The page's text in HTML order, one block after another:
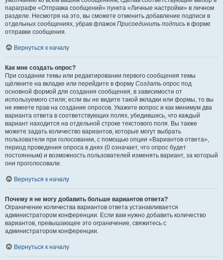
параграфе «Отправка сообщений» пункта «Личные настройки» в личном
разделе. Несмотря на это, вы сможете отменить добавление подписи в
отдельных сообщениях, убрав флажок Присоединить подпись в форме
отправки сообщения.
Вернуться к началу
Как мне создать опрос?
При создании темы или редактировании первого сообщения темы
щёлкните на вкладке или перейдите в форму Создать опрос под
основной формой для создания сообщения, в зависимости от
используемого стиля; если вы не видите такой вкладки или формы, то вы
не имеете прав на создание опросов. Укажите вопрос и как минимум два
варианта ответа в соответствующих полях, убедившись, что каждый
вариант находится на отдельной строке текстового поля. Вы также
можете задать количество вариантов, которые могут выбрать
пользователи при голосовании, с помощью опции «Вариантов ответа»,
период проведения опроса в днях (0 означает, что опрос будет
постоянным) и возможность пользователей изменять вариант, за который
они проголосовали.
Вернуться к началу
Почему я не могу добавить больше вариантов ответа?
Ограничение количества вариантов ответа устанавливается
администратором конференции. Если вам нужно добавить количество
вариантов, превышающее это ограничение, свяжитесь с
администратором конференции.
Вернуться к началу